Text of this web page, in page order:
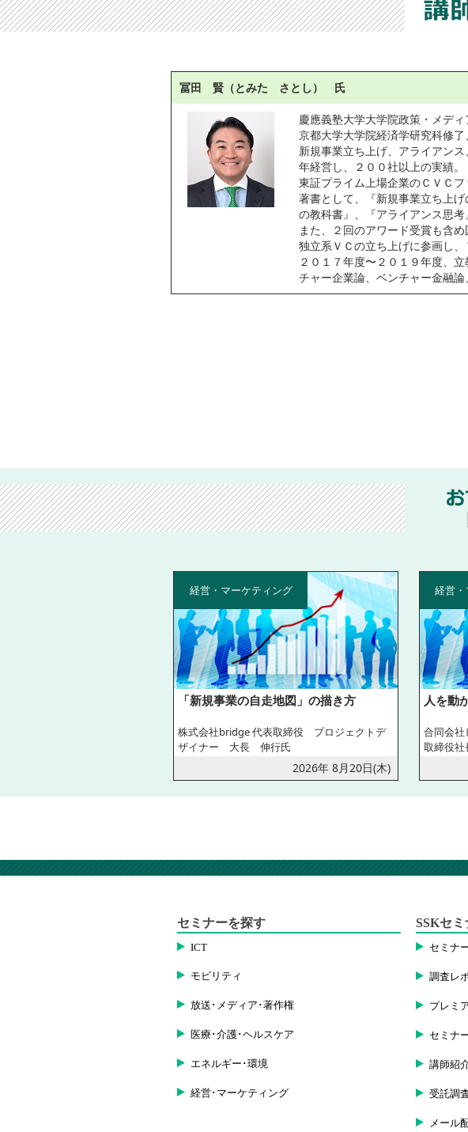
冨田 賢（とみた さとし） 氏
慶應義塾大学大学院政策・メデ
京都大学大学院経済学研究科修了
新規事業立ち上げ、アライアン
年経営し、２００社以上の実績。
東証プライム上場企業のＣＶＣ
著書として、『新規事業立ち上
の教科書』、『アライアンス思
また、２回のアワード受賞も含
独立系ＶＣの立ち上げに参画し
２０１７年度〜２０１９年度、
チャー企業論、ベンチャー金融
経営・マーケティング
「新規事業の自走地図」の描き方
株式会社bridge 代表取締役 プロジェクトデ
ザイナー 大長 伸行氏
2026年 8月20日(木)
経営
人を動
合同会
取締役
セミナーを探す
ICT
モビリティ
放送･メディア･著作権
医療･介護･ヘルスケア
エネルギー･環境
経営･マーケティング
SSKセ
セミナ
調査レ
プレミ
セミナ
講師紹
受託調
メール